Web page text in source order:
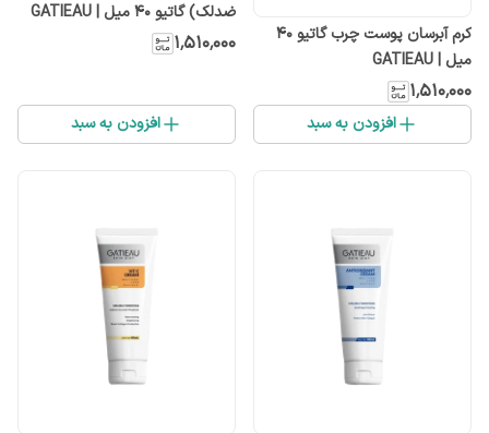
کرم آبرسان پوست چرب گاتیو 40
میل | GATIEAU
۱٬۵۱۰٬۰۰۰
افزودن به سبد
ضدلک) گاتیو 40 میل | GATIEAU
۱٬۵۱۰٬۰۰۰
افزودن به سبد